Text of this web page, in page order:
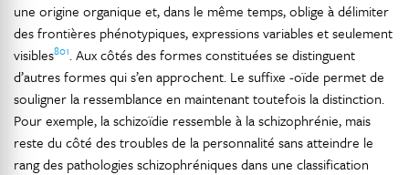
une origine organique et, dans le même temps, oblige à délimiter
des frontières phénotypiques, expressions variables et seulement
visibles801. Aux côtés des formes constituées se distinguent
d’autres formes qui s’en approchent. Le suffixe -oïde permet de
souligner la ressemblance en maintenant toutefois la distinction.
Pour exemple, la schizoïdie ressemble à la schizophrénie, mais
reste du côté des troubles de la personnalité sans atteindre le
rang des pathologies schizophréniques dans une classification